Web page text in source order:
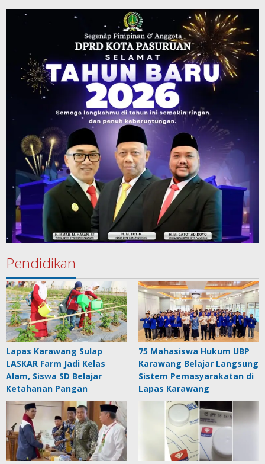
Pendidikan
Lapas Karawang Sulap
LASKAR Farm Jadi Kelas
Alam, Siswa SD Belajar
Ketahanan Pangan
75 Mahasiswa Hukum UBP
Karawang Belajar Langsung
Sistem Pemasyarakatan di
Lapas Karawang